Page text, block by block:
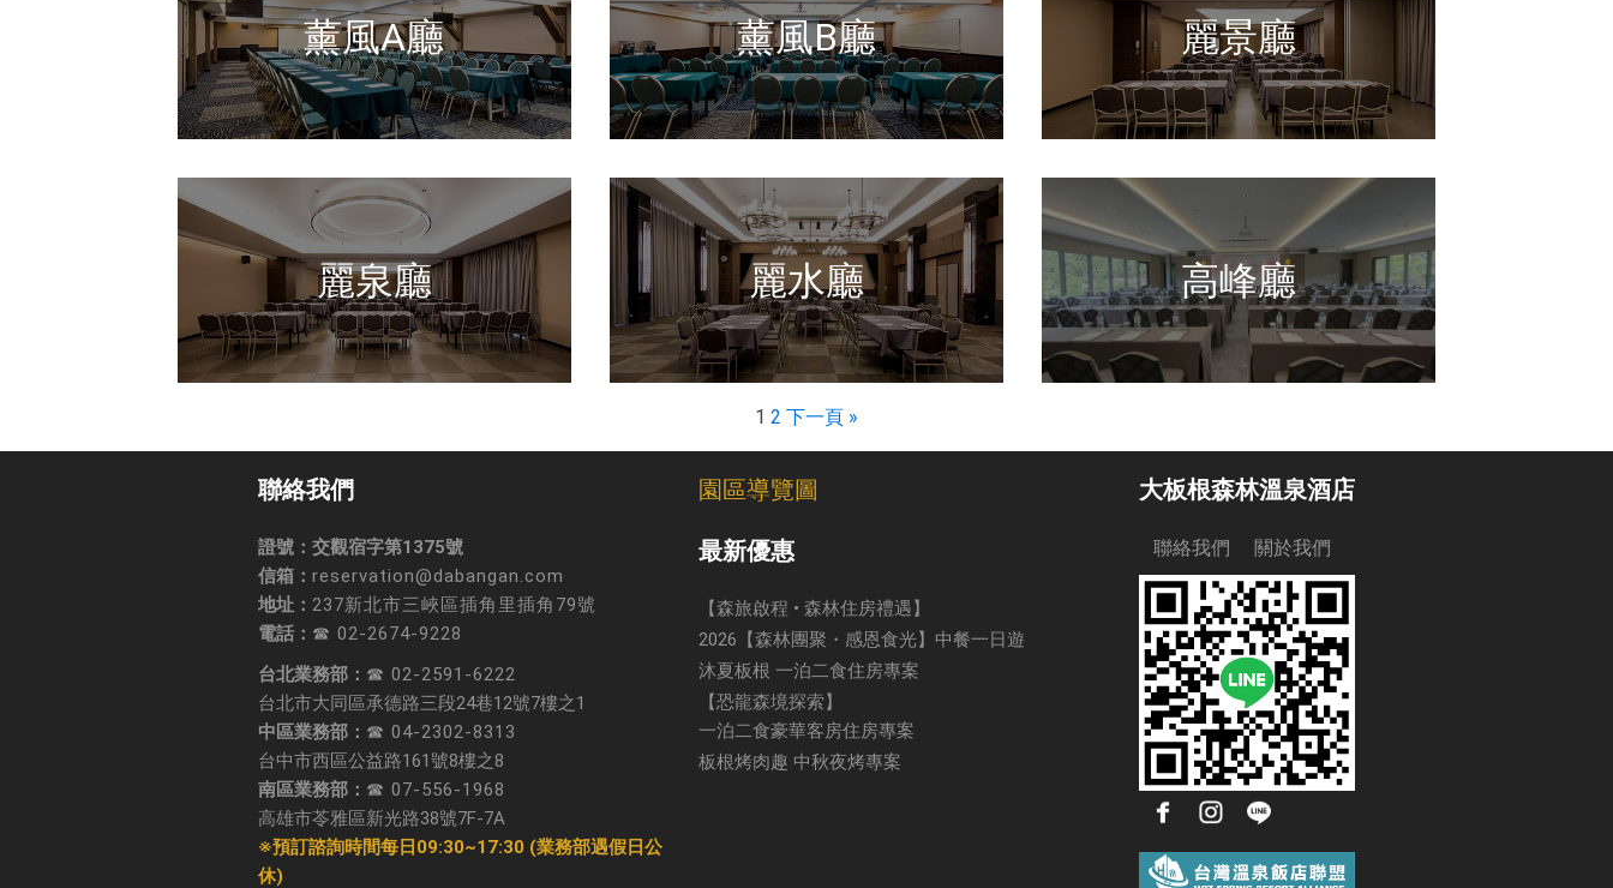
薰風A廳 薰風B廳 麗景廳
麗泉廳 麗水廳 高峰廳
1 2 下一頁 »
聯絡我們
證號：交觀宿字第1375號
信箱：reservation@dabangan.com
地址：237新北市三峽區插角里插角79號
電話： ☎ 02-2674-9228
台北業務部： ☎ 02-2591-6222
台北市大同區承德路三段24巷12號7樓之1
中區業務部： ☎ 04-2302-8313
台中市西區公益路161號8樓之8
南區業務部： ☎ 07-556-1968
高雄市苓雅區新光路38號7F-7A
※預訂諮詢時間每日09:30~17:30 (業務部遇假日公
休)
園區導覽圖
最新優惠
【森旅啟程 • 森林住房禮遇】
2026【森林團聚・感恩食光】中餐一日遊
沐夏板根 一泊二食住房專案
【恐龍森境探索】
一泊二食豪華客房住房專案
板根烤肉趣 中秋夜烤專案
大板根森林溫泉酒店
聯絡我們 關於我們